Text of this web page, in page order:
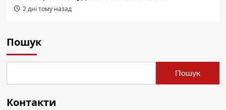
2 дні тому назад
Пошук
Пошук
Контакти